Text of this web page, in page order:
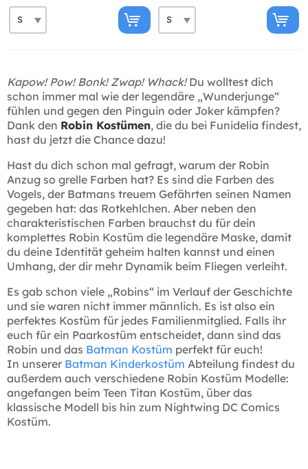
Kapow! Pow! Bonk! Zwap! Whack!Du wolltest dich
schon immer mal wie der legendäre „Wunderjunge“
fühlen und gegen den Pinguin oder Joker kämpfen?
Dank den Robin Kostümen, die du bei Funidelia findest,
hast du jetzt die Chance dazu!
Hast du dich schon mal gefragt, warum der Robin
Anzug so grelle Farben hat? Es sind die Farben des
Vogels, der Batmans treuem Gefährten seinen Namen
gegeben hat: das Rotkehlchen. Aber neben den
charakteristischen Farben brauchst du für dein
komplettes Robin Kostüm die legendäre Maske, damit
du deine Identität geheim halten kannst und einen
Umhang, der dir mehr Dynamik beim Fliegen verleiht.
Es gab schon viele „Robins“ im Verlauf der Geschichte
und sie waren nicht immer männlich. Es ist also ein
perfektes Kostüm für jedes Familienmitglied. Falls ihr
euch für ein Paarkostüm entscheidet, dann sind das
Robin und das Batman Kostüm perfekt für euch!
In unserer Batman Kinderkostüm Abteilung findest du
außerdem auch verschiedene Robin Kostüm Modelle:
angefangen beim Teen Titan Kostüm, über das
klassische Modell bis hin zum Nightwing DC Comics
Kostüm.